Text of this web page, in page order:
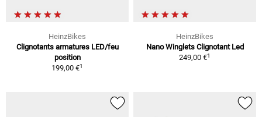
HeinzBikes
Clignotants armatures LED/feu
position
199,00 €1
HeinzBikes
Nano Winglets Clignotant Led
249,00 €1